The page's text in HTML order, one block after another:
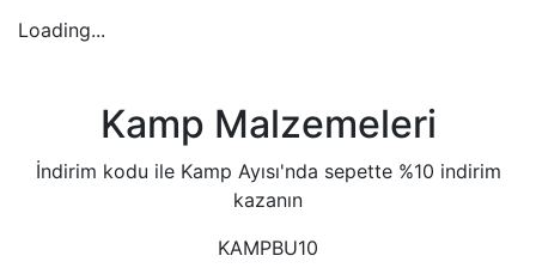
Loading...
Kamp Malzemeleri
İndirim kodu ile Kamp Ayısı'nda sepette %10 indirim
kazanın
KAMPBU10